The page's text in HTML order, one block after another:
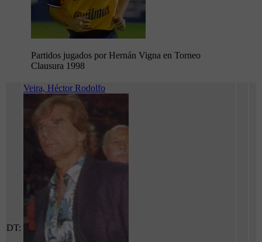
Partidos jugados por Hernán Vigna en Torneo
Clausura 1998
DT:
Veira, Héctor Rodolfo